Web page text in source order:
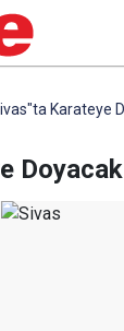
Karateye
Doyacak